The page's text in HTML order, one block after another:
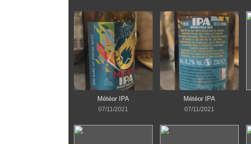
Météor IPA
07/11/2021
Météor IPA
07/11/2021